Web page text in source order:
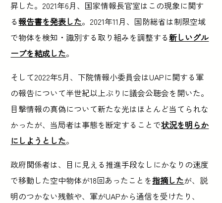
昇した。2021年6月、国家情報長官室はこの現象に関す
る報告書を発表した。2021年11月、国防総省は制限空域
で物体を検知・識別する取り組みを調整する新しいグル
ープを結成した。
そして2022年5月、下院情報小委員会はUAPに関する軍
の報告について半世紀以上ぶりに議会公聴会を開いた。
目撃情報の真偽について新たな光はほとんど当てられな
かったが、当局者は事態を断定することで状況を明らか
にしようとした。
政府関係者は、目に見える推進手段なしにかなりの速度
で移動した空中物体が18回あったことを指摘したが、説
明のつかない残骸や、軍がUAPから通信を受けたり、